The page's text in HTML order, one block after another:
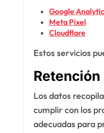
Google
Meta Pixel
Cloudflare
Estos servicios
Los datos
cumplir con los
adecuadas para